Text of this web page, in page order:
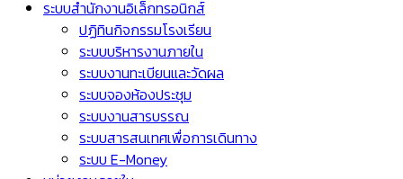
ระบบสำนักงานอิเล็กทรอนิกส์
ปฏิทินกิจกรรมโรงเรียน
ระบบบริหารงานภายใน
ระบบงานทะเบียนและวัดผล
ระบบจองห้องประชุม
ระบบงานสารบรรณ
ระบบสารสนเทศเพื่อการเดินทาง
ระบบ E-Money